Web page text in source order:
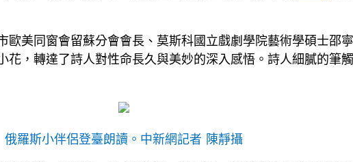
美同窗會留蘇分會會長、莫斯科國立戲劇學院藝術學碩士邵
花，轉達了詩人對性命長久與美妙的深入感悟。詩人細膩的筆
俄羅斯小伴侶登臺朗讀。中新網記者 陳靜攝